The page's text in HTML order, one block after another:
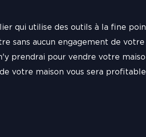
qui utilise des outils à la fine
sans aucun engagement de
prendrai pour vendre votre
votre maison vous sera